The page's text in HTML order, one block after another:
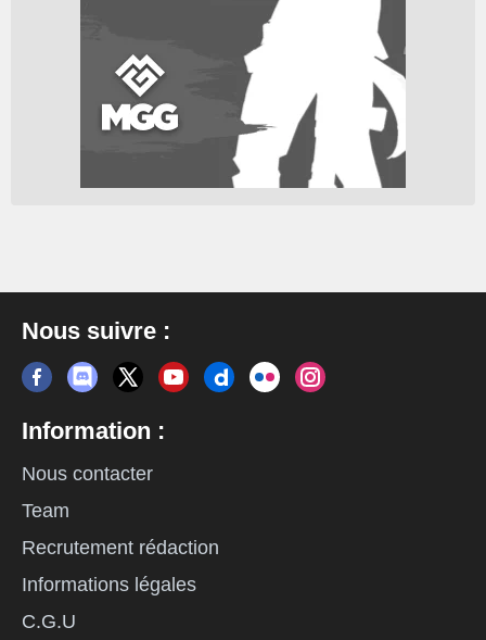
Nous suivre :
Information :
Nous contacter
Team
Recrutement rédaction
Informations légales
C.G.U